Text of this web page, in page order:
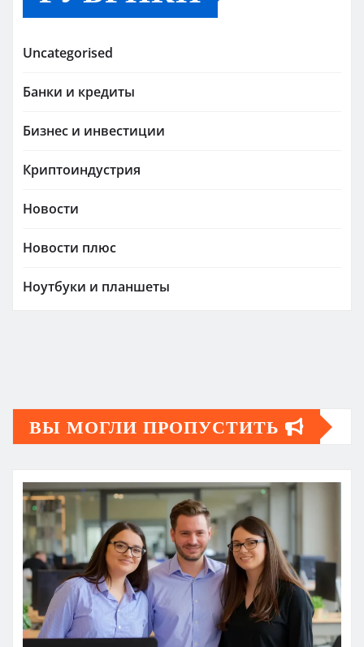
Uncategorised
Банки и кредиты
Бизнес и инвестиции
Криптоиндустрия
Новости
Новости плюс
Ноутбуки и планшеты
ВЫ МОГЛИ ПРОПУСТИТЬ